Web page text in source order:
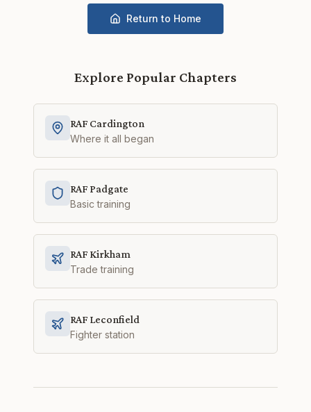
Return to Home
Explore Popular Chapters
RAF Cardington
Where it all began
RAF Padgate
Basic training
RAF Kirkham
Trade training
RAF Leconfield
Fighter station